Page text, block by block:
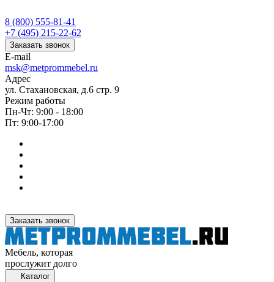
8 (800) 555-81-41
+7 (495) 215-22-62
Заказать звонок
E-mail
msk@metprommebel.ru
Адрес
ул. Стахановская, д.6 стр. 9
Режим работы
Пн-Чт: 9:00 - 18:00
Пт: 9:00-17:00
Заказать звонок
Мебель, которая
прослужит долго
Каталог